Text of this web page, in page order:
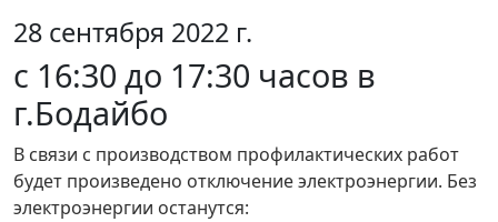
28 сентября 2022 г.
с 16:30 до 17:30 часов в
г.Бодайбо
В связи с производством профилактических работ
будет произведено отключение электроэнергии. Без
электроэнергии останутся: